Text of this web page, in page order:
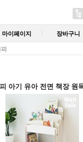
마이페이지 장바구니
아기 유아 전면 책장 원